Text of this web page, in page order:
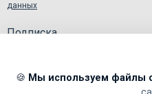
данных
Подписка
🍪 Мы используем файлы